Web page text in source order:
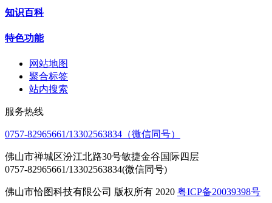
知识百科
特色功能
网站地图
聚合标签
站内搜索
服务热线
0757-82965661/13302563834（微信同号）
佛山市禅城区汾江北路30号敏捷金谷国际四层
0757-82965661/13302563834(微信同号)
佛山市恰图科技有限公司 版权所有 2020 粤ICP备20039398号